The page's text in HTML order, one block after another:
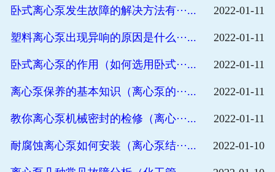
卧式离心泵发生故障的解决方法有···... 2022-01-11
塑料离心泵出现异响的原因是什么···... 2022-01-11
卧式离心泵的作用（如何选用卧式···... 2022-01-11
离心泵保养的基本知识（离心泵的···... 2022-01-11
教你离心泵机械密封的检修（离心···... 2022-01-11
耐腐蚀离心泵如何安装（离心泵结···... 2022-01-10